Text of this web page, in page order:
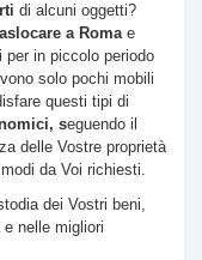
di alcuni oggetti?
a Romae
per in piccolo periodo
solo pochi mobili
questi tipi di
seguendo il
delle Vostre proprietà
da Voi richiesti.
dei Vostri beni,
nelle migliori